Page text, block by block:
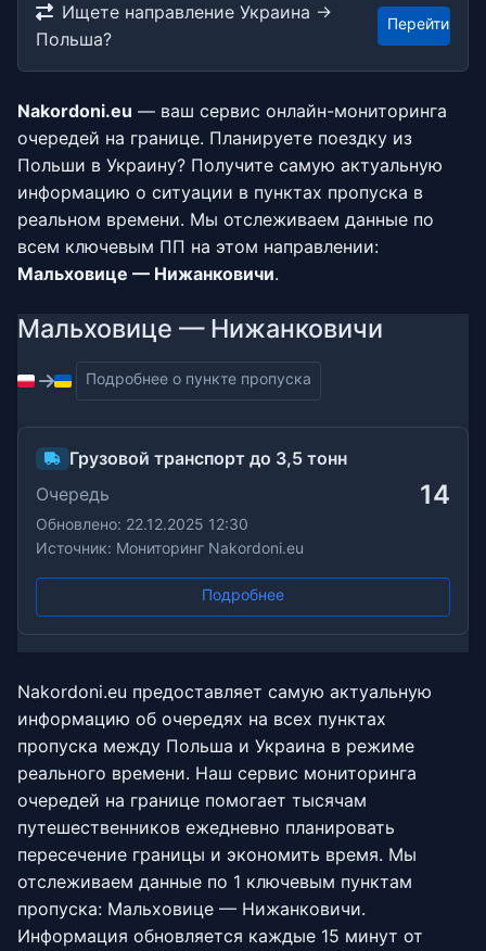
Ищете направление Украина →
Польша?
Перейти
Nakordoni.eu — ваш сервис онлайн-мониторинга
очередей на границе. Планируете поездку из
Польши в Украину? Получите самую актуальную
информацию о ситуации в пунктах пропуска в
реальном времени. Мы отслеживаем данные по
всем ключевым ПП на этом направлении:
Мальховице — Нижанковичи.
Мальховице — Нижанковичи
Подробнее о пункте пропуска
Грузовой транспорт до 3,5 тонн
Очередь
14
Обновлено: 22.12.2025 12:30
Источник: Мониторинг Nakordoni.eu
Подробнее
Nakordoni.eu предоставляет самую актуальную
информацию об очередях на всех пунктах
пропуска между Польша и Украина в режиме
реального времени. Наш сервис мониторинга
очередей на границе помогает тысячам
путешественников ежедневно планировать
пересечение границы и экономить время. Мы
отслеживаем данные по 1 ключевым пунктам
пропуска: Мальховице — Нижанковичи.
Информация обновляется каждые 15 минут от